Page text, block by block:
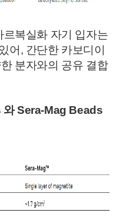
복실화 자기 입자는
어, 간단한 카보디이
분자와의 공유 결합
와Sera-Mag Beads